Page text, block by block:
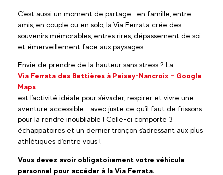
C'est aussi un moment de partage : en famille, entre
amis, en couple ou en solo, la Via Ferrata crée des
souvenirs mémorables, entres rires, dépassement de soi
et émerveillement face aux paysages.
Envie de prendre de la hauteur sans stress ? La
Via Ferrata des Bettières à Peisey-Nancroix - Google
Maps
est l'activité idéale pour s'évader, respirer et vivre une
aventure accessible... avec juste ce qu'il faut de frissons
pour la rendre inoubliable ! Celle-ci comporte 3
échappatoires et un dernier tronçon s'adressant aux plus
athlétiques d'entre vous !
Vous devez avoir obligatoirement votre véhicule
personnel pour accéder à la Via Ferrata.